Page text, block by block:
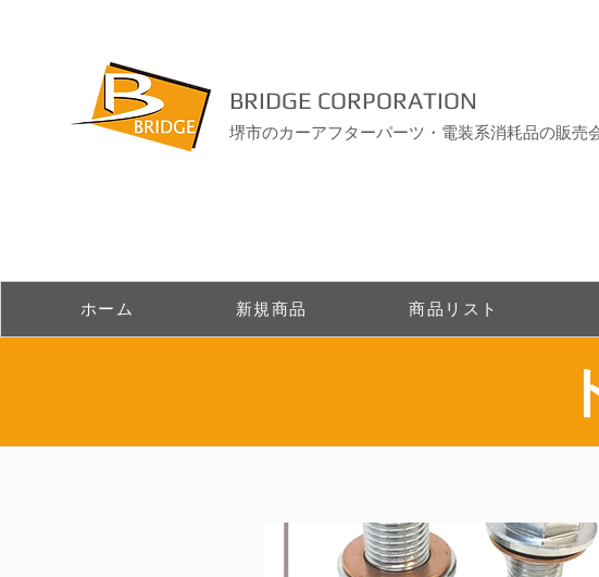
BRIDGE CORPORATION
堺市のカーアフターパーツ・電装系消耗品の販売
ホーム 新規商品 商品リスト